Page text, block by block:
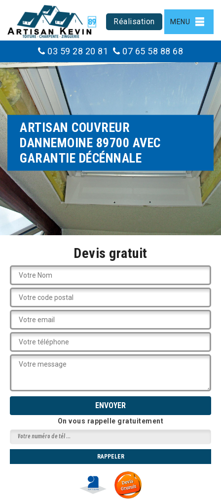
Réalisation MENU
03 59 28 20 81 07 65 58 88 68
ARTISAN COUVREUR
DANNEMOINE 89700 AVEC
GARANTIE DÉCÉNNALE
Devis gratuit
On vous rappelle gratuitement